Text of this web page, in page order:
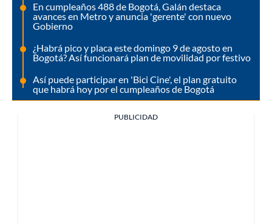
En cumpleaños 488 de Bogotá, Galán destaca
avances en Metro y anuncia 'gerente' con nuevo
Gobierno
¿Habrá pico y placa este domingo 9 de agosto en
Bogotá? Así funcionará plan de movilidad por festivo
Así puede participar en 'Bici Cine', el plan gratuito
que habrá hoy por el cumpleaños de Bogotá
PUBLICIDAD